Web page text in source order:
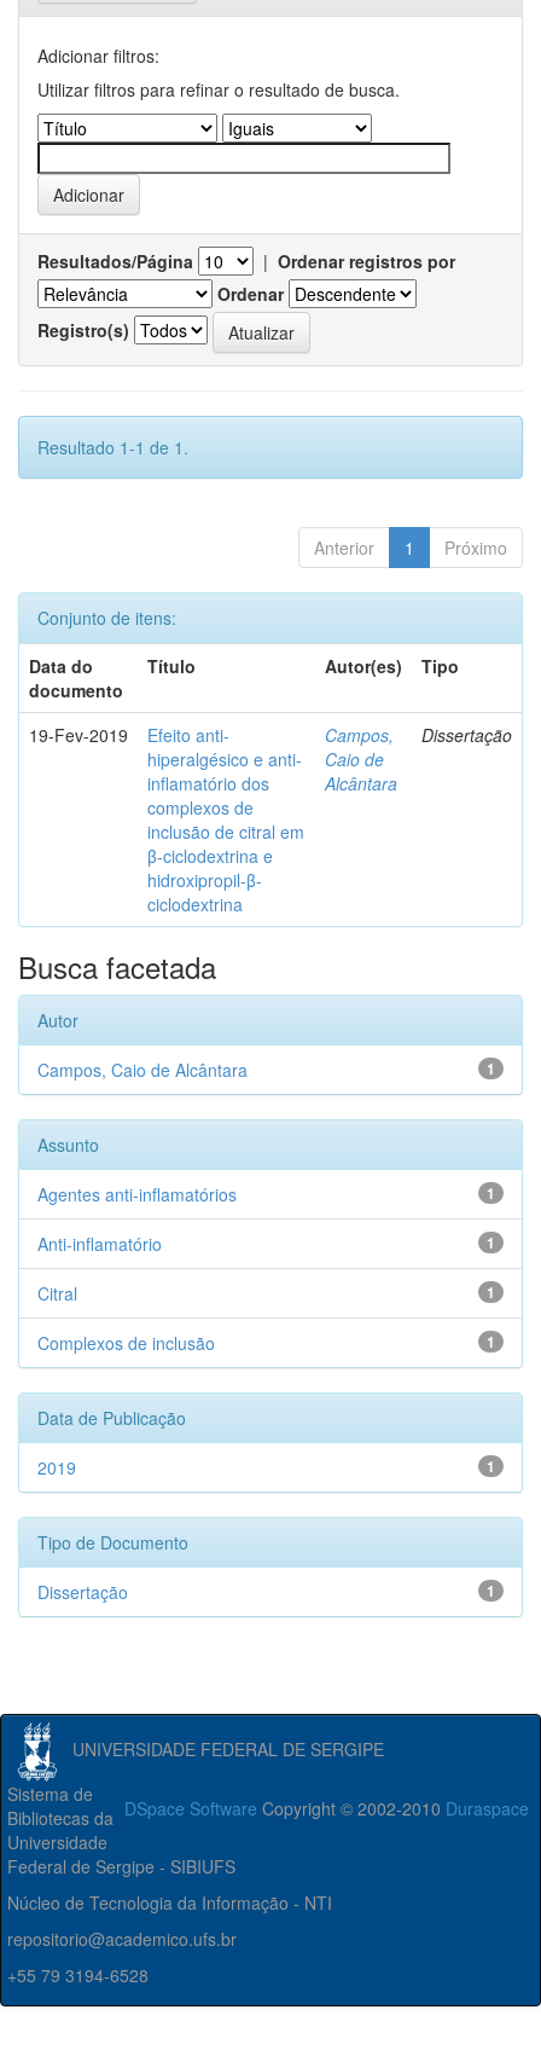
Adicionar filtros:
Utilizar filtros para refinar o resultado de busca.
Resultados/Página | Ordenar registros por
Ordenar
Registro(s)
Resultado 1-1 de 1.
Anterior 1 Próximo
Conjunto de itens:
Data do
documento
Título Autor(es) Tipo
19-Fev-2019
Efeito anti-
hiperalgésico e anti-
inflamatório dos
complexos de
inclusão de citral em
β-ciclodextrina e
hidroxipropil-β-
ciclodextrina
Campos,
Caio de
Alcântara
Dissertação
Busca facetada
Autor
1
Campos, Caio de Alcântara
Assunto
1
Agentes anti-inflamatórios
1
Anti-inflamatório
1
Citral
1
Complexos de inclusão
Data de Publicação
1
2019
Tipo de Documento
1
Dissertação
UNIVERSIDADE FEDERAL DE SERGIPE
DSpace Software Copyright © 2002-2010 Duraspace
Sistema de
Bibliotecas da
Universidade
Federal de Sergipe - SIBIUFS
Núcleo de Tecnologia da Informação - NTI
repositorio@academico.ufs.br
+55 79 3194-6528